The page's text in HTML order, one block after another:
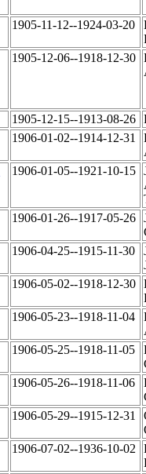
1905-11-12--1924-03-20
1905-12-06--1918-12-30
1905-12-15--1913-08-26
1906-01-02--1914-12-31
1906-01-05--1921-10-15
1906-01-26--1917-05-26
1906-04-25--1915-11-30
1906-05-02--1918-12-30
1906-05-23--1918-11-04
1906-05-25--1918-11-05
1906-05-26--1918-11-06
1906-05-29--1915-12-31
1906-07-02--1936-10-02